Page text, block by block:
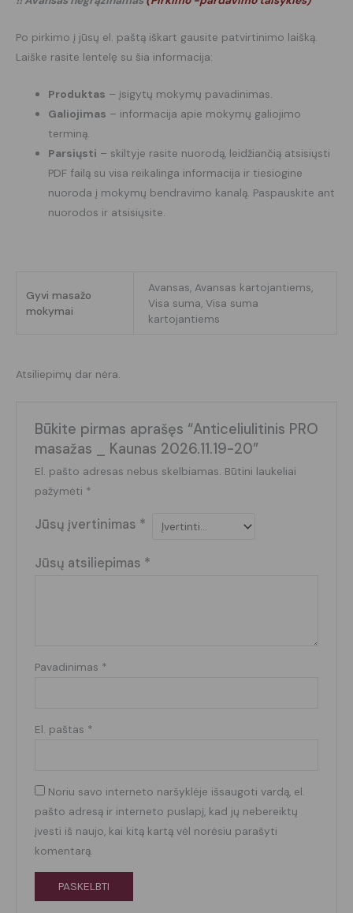
Po pirkimo į jūsų el. paštą iškart gausite patvirtinimo laišką.
Laiške rasite lentelę su šia informacija:
Produktas – įsigytų mokymų pavadinimas.
Galiojimas – informacija apie mokymų galiojimo
terminą.
Parsiųsti – skiltyje rasite nuorodą, leidžiančią atsisiųsti
PDF failą su visa reikalinga informacija ir tiesiogine
nuoroda į mokymų bendravimo kanalą. Paspauskite ant
nuorodos ir atsisiųsite.
Gyvi masažo
mokymai
Avansas, Avansas kartojantiems,
Visa suma, Visa suma
kartojantiems
Atsiliepimų dar nėra.
Būkite pirmas aprašęs “Anticeliulitinis PRO
masažas _ Kaunas 2026.11.19-20”
El. pašto adresas nebus skelbiamas. Būtini laukeliai
pažymėti *
Jūsų įvertinimas *
Jūsų atsiliepimas *
Pavadinimas *
El. paštas *
Noriu savo interneto naršyklėje išsaugoti vardą, el.
pašto adresą ir interneto puslapį, kad jų nebereiktų
įvesti iš naujo, kai kitą kartą vėl norėsiu parašyti
komentarą.